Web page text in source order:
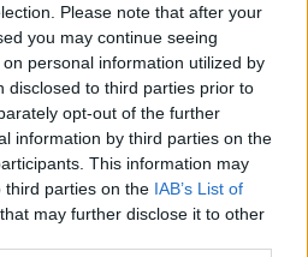
Please note that after your
you may continue seeing
personal information utilized by
disclosed to third parties prior to
opt-out of the further
information by third parties on the
This information may
third parties on the IAB’s List of
that may further disclose it to other
on mahdollinen
ollut saman työnantajan
vähintään kuusi
kuukauden aikana.
tarkoitettua osittaista
kunnes
lapsen toinen